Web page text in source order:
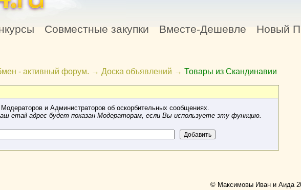
Совместные закупки Вместе-Дешевле Новый
- активный форум. → Доска объявлений → Товары из Скандинавии
и Администраторов об оскорбительных сообщениях.
email адрес будет показан Модераторам, если Вы используете эту функцию.
© Максимовы Иван и Аида